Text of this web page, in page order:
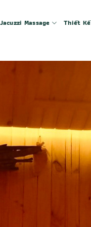
Massage Thiết